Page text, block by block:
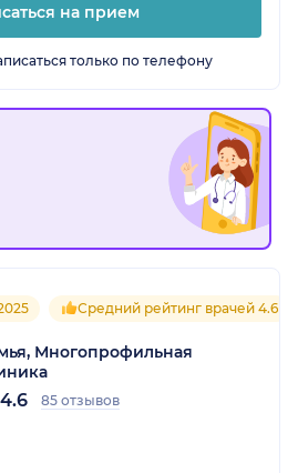
на прием
только по телефону
Средний рейтинг врачей 4.6
Многопрофильная
4.6 85 отзывов